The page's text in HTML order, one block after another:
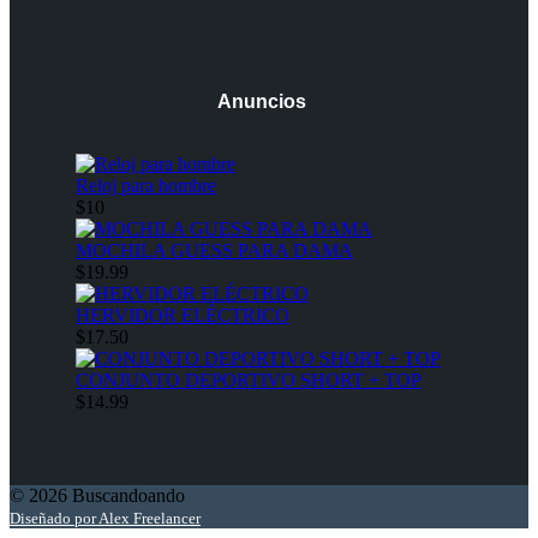
Anuncios
Reloj para hombre
$10
MOCHILA GUESS PARA DAMA
$19.99
HERVIDOR ELÉCTRICO
$17.50
CONJUNTO DEPORTIVO SHORT + TOP
$14.99
© 2026 Buscandoando
Diseñado por Alex Freelancer